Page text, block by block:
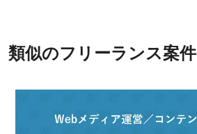
類似のフリーランス案件